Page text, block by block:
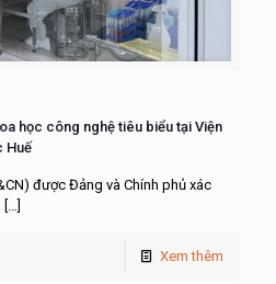
học công nghệ tiêu biểu tại Viện
Huế
được Đảng và Chính phủ xác
[…]
Xem thêm